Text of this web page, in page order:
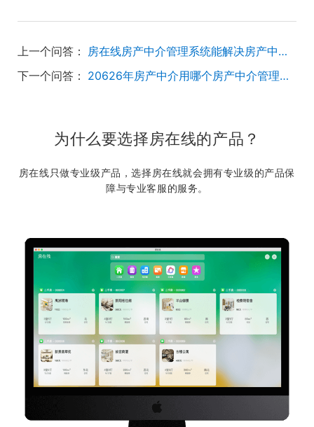
上一个问答：
房在线房产中介管理系统能解决房产中介什么问题？
下一个问答：
20626年房产中介用哪个房产中介管理软件好？
为什么要选择房在线的产品？
房在线只做专业级产品，选择房在线就会拥有专业级的产品保
障与专业客服的服务。